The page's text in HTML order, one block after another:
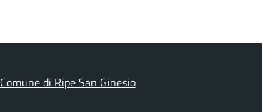
Comune di Ripe San Ginesio